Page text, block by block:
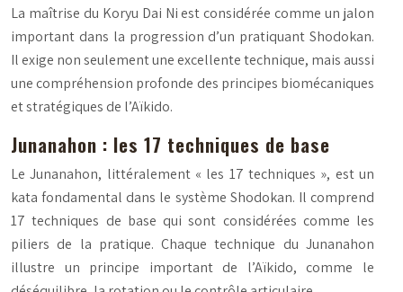
La maîtrise du Koryu Dai Ni est considérée comme un jalon
important dans la progression d’un pratiquant Shodokan.
Il exige non seulement une excellente technique, mais aussi
une compréhension profonde des principes biomécaniques
et stratégiques de l’Aïkido.
Junanahon : les 17 techniques de base
Le Junanahon, littéralement « les 17 techniques », est un
kata fondamental dans le système Shodokan. Il comprend
17 techniques de base qui sont considérées comme les
piliers de la pratique. Chaque technique du Junanahon
illustre un principe important de l’Aïkido, comme le